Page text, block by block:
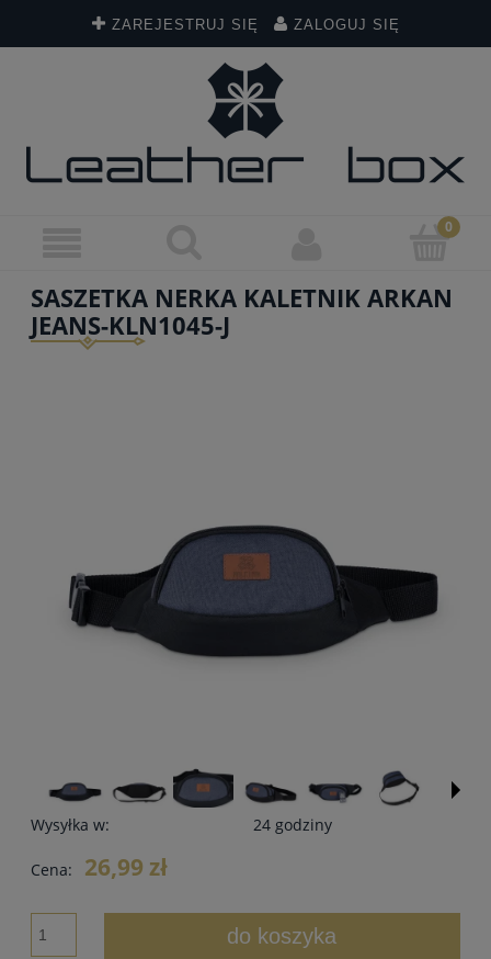
ZAREJESTRUJ SIĘ ZALOGUJ SIĘ
SASZETKA NERKA KALETNIK ARKAN
JEANS-KLN1045-J
Wysyłka w: 24 godziny
Cena: 26,99 zł
do koszyka